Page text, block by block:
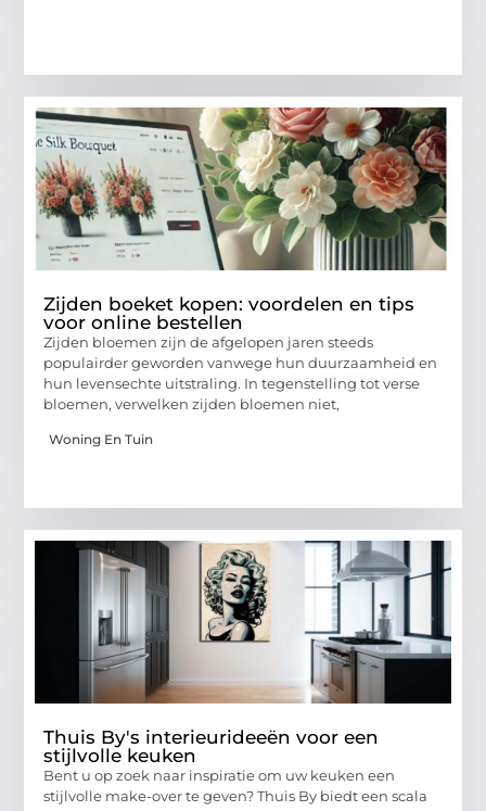
Zijden boeket kopen: voordelen en tips
voor online bestellen
Zijden bloemen zijn de afgelopen jaren steeds
populairder geworden vanwege hun duurzaamheid en
hun levensechte uitstraling. In tegenstelling tot verse
bloemen, verwelken zijden bloemen niet,
Woning En Tuin
Thuis By's interieurideeën voor een
stijlvolle keuken
Bent u op zoek naar inspiratie om uw keuken een
stijlvolle make-over te geven? Thuis By biedt een scala